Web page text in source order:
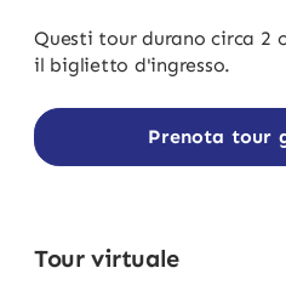
Questi tour durano circa 2
il biglietto d'ingresso.
Prenota tour
Tour virtuale